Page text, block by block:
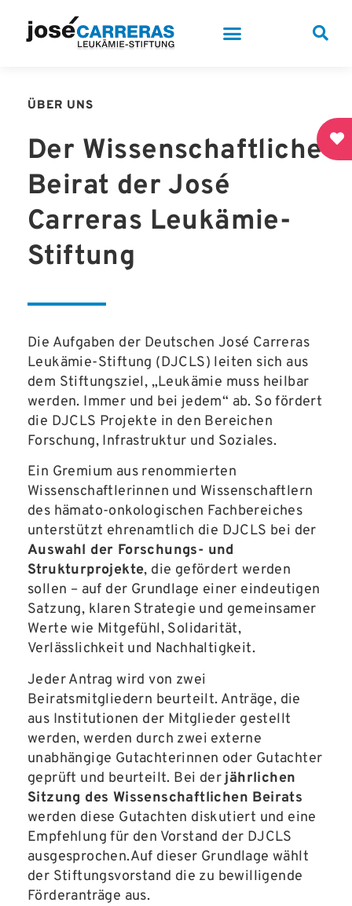
ÜBER UNS
Der Wissenschaftliche
Beirat der José
Carreras Leukämie-
Stiftung
Die Aufgaben der Deutschen José Carreras
Leukämie-Stiftung (DJCLS) leiten sich aus
dem Stiftungsziel, „Leukämie muss heilbar
werden. Immer und bei jedem“ ab. So fördert
die DJCLS Projekte in den Bereichen
Forschung, Infrastruktur und Soziales.
Ein Gremium aus renommierten
Wissenschaftlerinnen und Wissenschaftlern
des hämato-onkologischen Fachbereiches
unterstützt ehrenamtlich die DJCLS bei der
Auswahl der Forschungs- und
Strukturprojekte, die gefördert werden
sollen – auf der Grundlage einer eindeutigen
Satzung, klaren Strategie und gemeinsamer
Werte wie Mitgefühl, Solidarität,
Verlässlichkeit und Nachhaltigkeit.
Jeder Antrag wird von zwei
Beiratsmitgliedern beurteilt. Anträge, die
aus Institutionen der Mitglieder gestellt
werden, werden durch zwei externe
unabhängige Gutachterinnen oder Gutachter
geprüft und beurteilt. Bei derjährlichen
Sitzung des Wissenschaftlichen Beirats
werden diese Gutachten diskutiert und eine
Empfehlung für den Vorstand der DJCLS
ausgesprochen.Auf dieser Grundlage wählt
der Stiftungsvorstand die zu bewilligende
Förderanträge aus.